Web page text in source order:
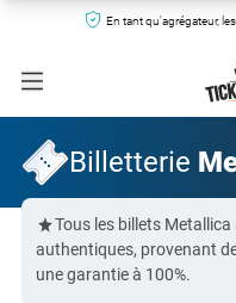
En tant qu'agrégateur,
Billetterie
Tous les billets
authentiques, provenant
une garantie à 100%.